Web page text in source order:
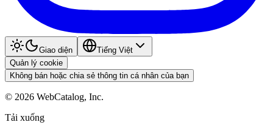
Giao diện
Tiếng Việt
Quản lý cookie
Không bán hoặc chia sẻ thông tin cá nhân của bạn
© 2026 WebCatalog, Inc.
Tải xuống